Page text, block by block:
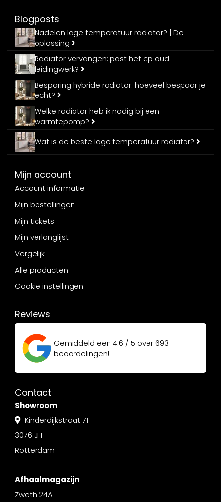
Blogposts
Nadelen lage temperatuur radiator? | De
oplossing
Radiator vervangen: past het op oud
leidingwerk?
Besparing hybride radiator: hoeveel bespaar je
echt?
Welke radiator heb ik nodig bij een
warmtepomp?
Wat is de beste lage temperatuur radiator?
Mijn account
Account informatie
Mijn bestellingen
Mijn tickets
Mijn verlanglijst
Vergelijk
Alle producten
Cookie instellingen
Reviews
Gemiddeld een 4.6 / 5 over693
beoordelingen!
Contact
Showroom
Kinderdijkstraat 71
3076 JH
Rotterdam
Afhaalmagazijn
Zweth 24A